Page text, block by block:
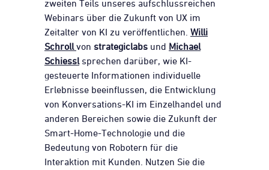
zweiten Teils unseres aufschlussreichen
Webinars über die Zukunft von UX im
Zeitalter von KI zu veröffentlichen. Willi
Schroll von strategiclabs und Michael
Schiesslsprechen darüber, wie KI-
gesteuerte Informationen individuelle
Erlebnisse beeinflussen, die Entwicklung
von Konversations-KI im Einzelhandel und
anderen Bereichen sowie die Zukunft der
Smart-Home-Technologie und die
Bedeutung von Robotern für die
Interaktion mit Kunden. Nutzen Sie die